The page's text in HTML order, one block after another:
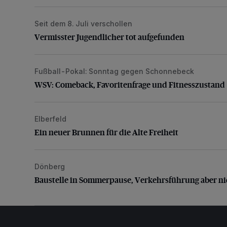
Vermisster Jugendlicher tot aufgefunden
Seit dem 8. Juli verschollen
Vermisster Jugendlicher tot aufgefunden
WSV: Comeback, Favoritenfrage und Fitnesszustand
Fußball-Pokal: Sonntag gegen Schonnebeck
WSV: Comeback, Favoritenfrage und Fitnesszustand
Ein neuer Brunnen für die Alte Freiheit
Elberfeld
Ein neuer Brunnen für die Alte Freiheit
Baustelle in Sommerpause, Verkehrsführung aber
Dönberg
Baustelle in Sommerpause, Verkehrsführung aber